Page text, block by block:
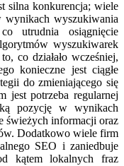
silna konkurencja; wiele
wynikach wyszukiwania
utrudnia osiągnięcie
wyszukiwarek
co działało wcześniej,
konieczne jest ciągłe
do zmieniającego się
jest potrzeba regularnej
pozycję w wynikach
świeżych informacji oraz
Dodatkowo wiele firm
SEO i zaniedbuje
kątem lokalnych fraz